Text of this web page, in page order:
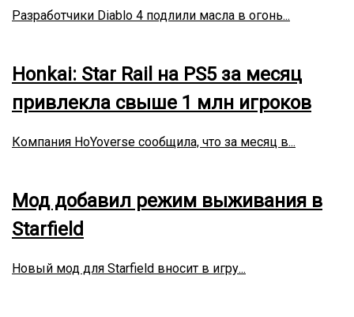
Разработчики Diablo 4 подлили масла в огонь...
Honkai: Star Rail на PS5 за месяц
привлекла свыше 1 млн игроков
Компания HoYoverse сообщила, что за месяц в...
Мод добавил режим выживания в
Starfield
Новый мод для Starfield вносит в игру...